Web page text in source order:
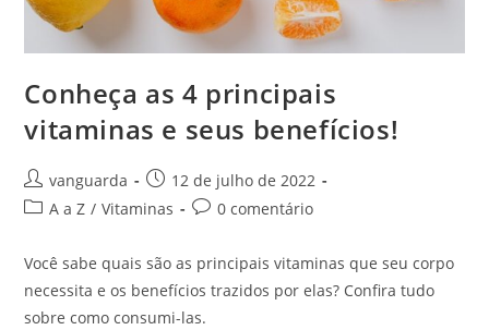
Conheça as 4 principais
vitaminas e seus benefícios!
vanguarda
12 de julho de 2022
A a Z / Vitaminas 0 comentário
Você sabe quais são as principais vitaminas que seu corpo
necessita e os benefícios trazidos por elas? Confira tudo
sobre como consumi-las.